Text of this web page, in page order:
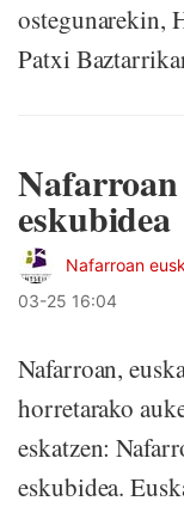
ostegunarekin,
Patxi
eskubidea
Nafarroan
03-25 16:04
Nafarroan,
horretarako
eskatzen:
eskubidea.